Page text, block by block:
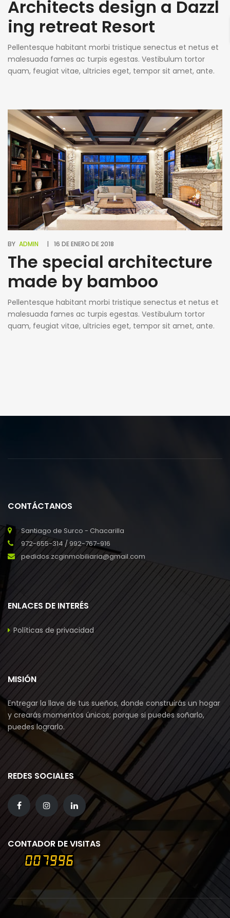
Architects design a Dazzl
ing retreat Resort
Pellentesque habitant morbi tristique senectus et netus et
malesuada fames ac turpis egestas. Vestibulum tortor
quam, feugiat vitae, ultricies eget, tempor sit amet, ante.
erat wisi, condimentum sed, commodo [...]
BY ADMIN 16 DE ENERO DE 2018
The special architecture
made by bamboo
Pellentesque habitant morbi tristique senectus et netus et
malesuada fames ac turpis egestas. Vestibulum tortor
quam, feugiat vitae, ultricies eget, tempor sit amet, ante.
CONTÁCTANOS
Santiago de Surco - Chacarilla
972-655-314 / 992-767-916
pedidos.zcginmobiliaria@gmail.com
ENLACES DE INTERÉS
Políticas de privacidad
MISIÓN
Entregar la llave de tus sueños, donde construirás un hogar
y crearás momentos únicos; porque si puedes soñarlo,
puedes lograrlo.
REDES SOCIALES
CONTADOR DE VISITAS